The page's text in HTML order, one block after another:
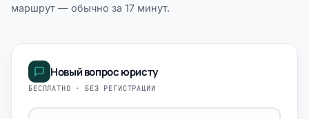
маршрут — обычно за 17 минут.
Новый вопрос юристу
БЕСПЛАТНО · БЕЗ РЕГИСТРАЦИИ